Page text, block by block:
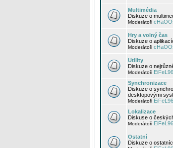
Multimédia
Diskuze o
Moderátoři
Hry a volný čas
Diskuze o
Moderátoři
Utility
Diskuze o
Moderátoři EiFeL96
Synchronizace
Diskuze o
desktopovými
Moderátoři EiFeL96
Lokalizace
Diskuse o
Moderátoři EiFeL96
Ostatní
Diskuze o